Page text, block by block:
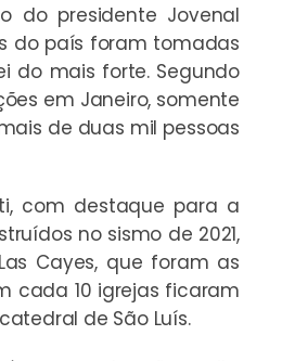
do presidente Jovenal
do país foram tomadas
do mais forte. Segundo
em Janeiro, somente
de duas mil pessoas
com destaque para a
no sismo de 2021,
Cayes, que foram as
cada 10 igrejas ficaram
de São Luís.